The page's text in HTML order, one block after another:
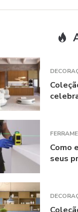
Como
seus